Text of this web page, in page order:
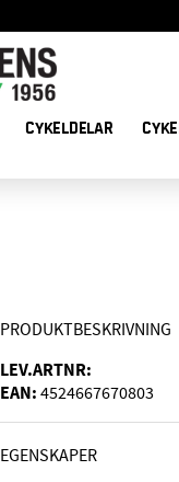
CYKELDELAR
PRODUKTBESKRIVNING
LEV.ARTNR:
EAN: 4524667670803
EGENSKAPER